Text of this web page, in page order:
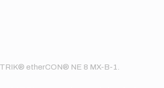
etherCON® NE 8 MX-B-1.